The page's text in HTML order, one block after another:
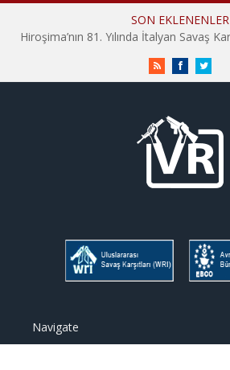
SON EKLENENLER
RSS FacebookTwitter
Navigate